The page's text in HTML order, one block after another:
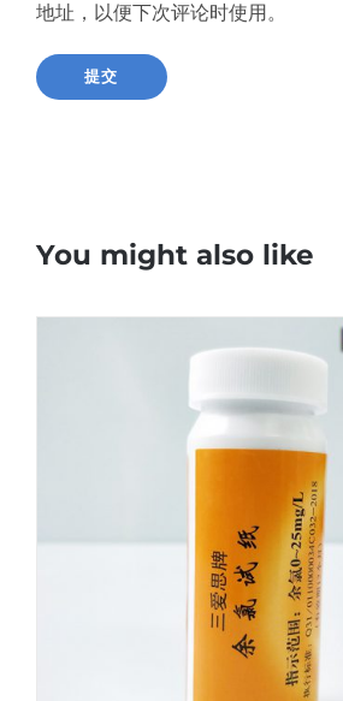
地址，以便下次评论时使用。
You might also like